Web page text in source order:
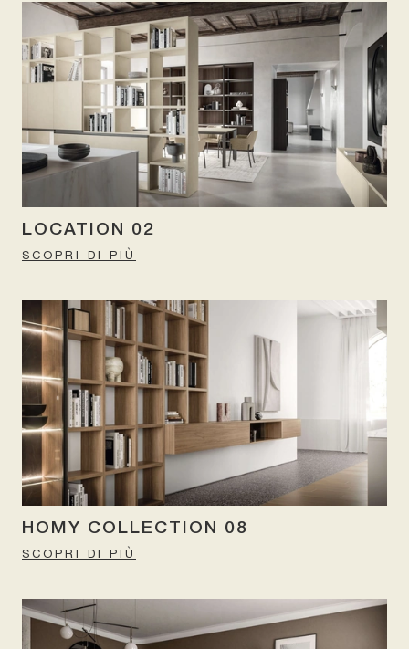
LOCATION 02
SCOPRI DI PIÙ
HOMY COLLECTION 08
SCOPRI DI PIÙ